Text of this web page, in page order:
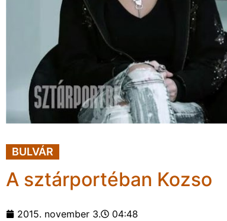
BULVÁR
A sztárportéban Kozso
2015. november 3. 04:48